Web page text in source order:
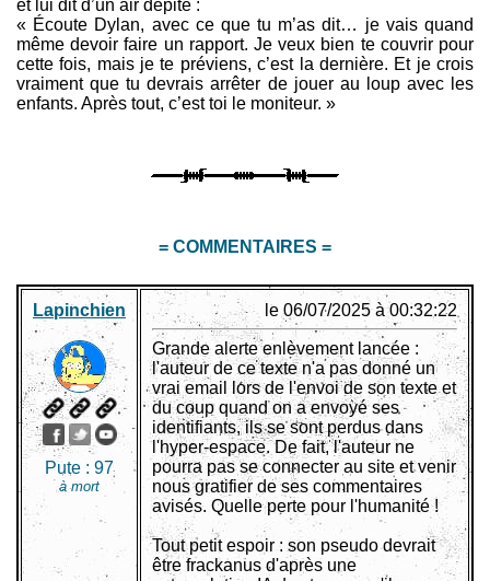
et lui dit d’un air dépité :
« Écoute Dylan, avec ce que tu m’as dit… je vais quand
même devoir faire un rapport. Je veux bien te couvrir pour
cette fois, mais je te préviens, c’est la dernière. Et je crois
vraiment que tu devrais arrêter de jouer au loup avec les
enfants. Après tout, c’est toi le moniteur. »
= COMMENTAIRES =
Lapinchien
Pute : 97
à mort
le 06/07/2025 à 00:32:22
Grande alerte enlèvement lancée :
l'auteur de ce texte n'a pas donné un
vrai email lors de l'envoi de son texte et
du coup quand on a envoyé ses
identifiants, ils se sont perdus dans
l'hyper-espace. De fait, l'auteur ne
pourra pas se connecter au site et venir
nous gratifier de ses commentaires
avisés. Quelle perte pour l'humanité !
Tout petit espoir : son pseudo devrait
être frackanus d'après une